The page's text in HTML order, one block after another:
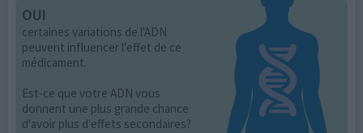
OUI
certaines variations de l'ADN
peuvent influencer l'effet de ce
médicament.
Est-ce que votre ADN vous
donnent une plus grande chance
d'avoir plus d'effets secondaires?